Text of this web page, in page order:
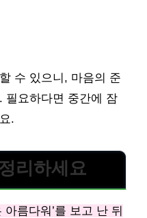
수 있으니, 마음의 준
필요하다면 중간에 잠
.
리하세요
름다워’를 보고 난 뒤